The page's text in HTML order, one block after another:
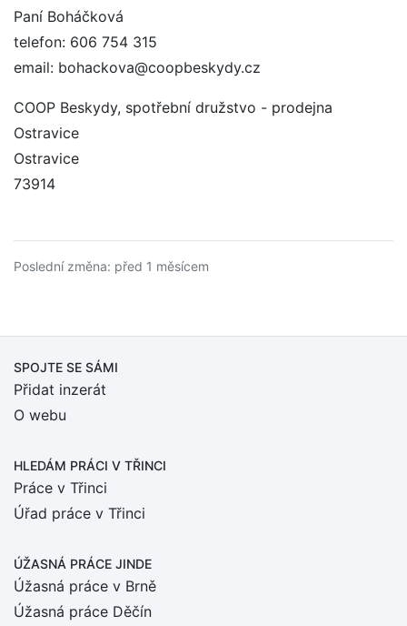
Paní Boháčková
telefon: 606 754 315
email: bohackova@coopbeskydy.cz
COOP Beskydy, spotřební družstvo - prodejna
Ostravice
Ostravice
73914
Poslední změna: před 1 měsícem
SPOJTE SE SÁMI
Přidat inzerát
O webu
HLEDÁM PRÁCI V TŘINCI
Práce v Třinci
Úřad práce v Třinci
ÚŽASNÁ PRÁCE JINDE
Úžasná práce v Brně
Úžasná práce Děčín